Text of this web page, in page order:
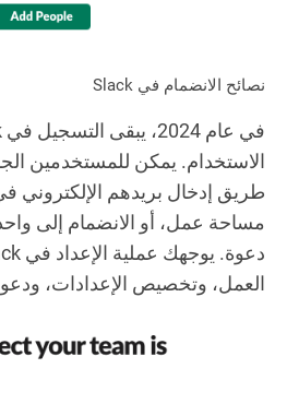
نصائح الانضمام في Slack
الاستخدام. يمكن للمستخدمين
مساحة عمل، أو الانضمام إلى
العمل، وتخصيص الإعدادات،